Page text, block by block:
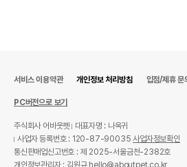
서비스 이용약관 개인정보 처리방침 입점/제휴 문
PC버전으로 보기
주식회사 어바웃펫
대표자명 : 나옥귀
사업자 등록번호 : 120-87-90035사업자정보확인
통신판매업신고번호 : 제 2025-서울금천-2382호
개인정보관리자 : 김원규 hello@aboutpet.co.kr